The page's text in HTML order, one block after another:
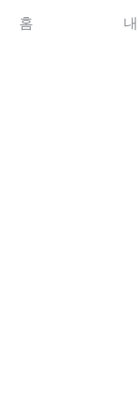
아메리카 eSIM
홈